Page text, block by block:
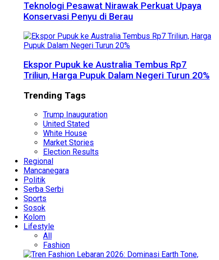
Teknologi Pesawat Nirawak Perkuat Upaya
Konservasi Penyu di Berau
Ekspor Pupuk ke Australia Tembus Rp7
Triliun, Harga Pupuk Dalam Negeri Turun 20%
Trending Tags
Trump Inauguration
United Stated
White House
Market Stories
Election Results
Regional
Mancanegara
Politik
Serba Serbi
Sports
Sosok
Kolom
Lifestyle
All
Fashion